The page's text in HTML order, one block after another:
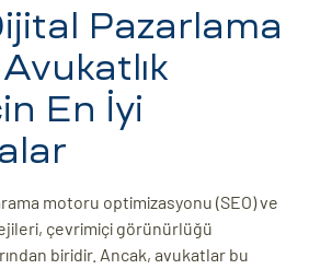
Pazarlama
En İyi
motoru optimizasyonu (SEO) ve
çevrimiçi görünürlüğü
biridir. Ancak, avukatlar bu